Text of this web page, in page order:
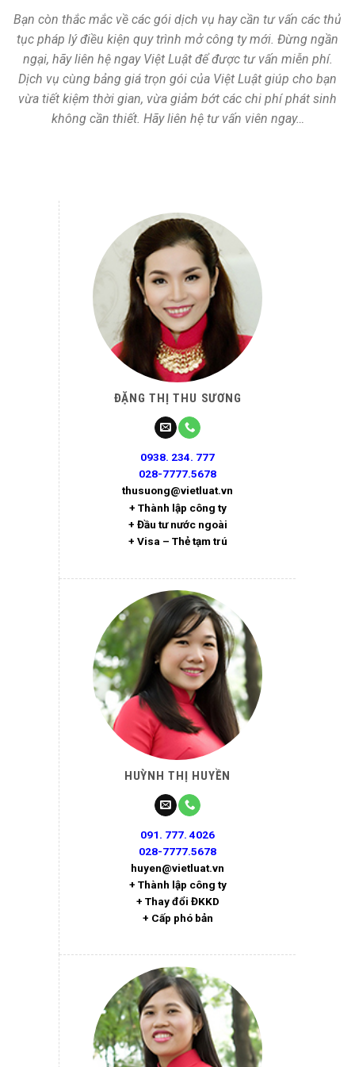
Bạn còn thắc mắc về các gói dịch vụ hay cần tư vấn các thủ
tục pháp lý điều kiện quy trình mở công ty mới. Đừng ngần
ngại, hãy liên hệ ngay Việt Luật để được tư vấn miễn phí.
Dịch vụ cùng bảng giá trọn gói của Việt Luật giúp cho bạn
vừa tiết kiệm thời gian, vừa giảm bớt các chi phí phát sinh
không cần thiết. Hãy liên hệ tư vấn viên ngay…
ĐẶNG THỊ THU SƯƠNG
0938. 234. 777
028-7777.5678
thusuong@vietluat.vn
+ Thành lập công ty
+ Đầu tư nước ngoài
+ Visa – Thẻ tạm trú
HUỲNH THỊ HUYỀN
091. 777. 4026
028-7777.5678
huyen@vietluat.vn
+ Thành lập công ty
+ Thay đổi ĐKKD
+ Cấp phó bản